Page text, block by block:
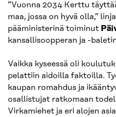
”Vuonna 2034 Kerttu
maa, jossa on hyvä olla,”
pääministerinä toiminut
kansallisoopperan ja -
Vaikka kyseessä oli
pelattiin aidoilla faktoilla.
kaupan romahdus ja
osallistujat ratkomaan
Virkamiehet ja eri alojen